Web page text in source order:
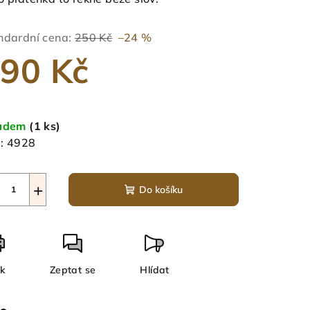
cena: 250 Kč –24 %
Kč
(1 ks)
4928
+ Do košíku
Zeptat se Hlídat